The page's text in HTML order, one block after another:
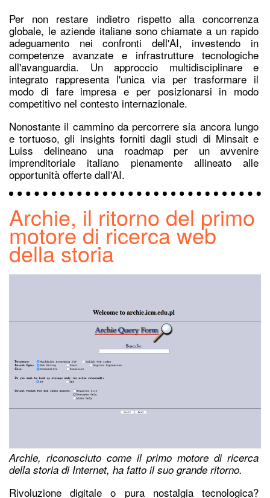
Per non restare indietro rispetto alla concorrenza
globale, le aziende italiane sono chiamate a un rapido
adeguamento nei confronti dell'AI, investendo in
competenze avanzate e infrastrutture tecnologiche
all'avanguardia. Un approccio multidisciplinare e
integrato rappresenta l'unica via per trasformare il
modo di fare impresa e per posizionarsi in modo
competitivo nel contesto internazionale.
Nonostante il cammino da percorrere sia ancora lungo
e tortuoso, gli insights forniti dagli studi di Minsait e
Luiss delineano una roadmap per un avvenire
imprenditoriale italiano pienamente allineato alle
opportunità offerte dall'AI.
Archie, il ritorno del primo
motore di ricerca web
della storia
Archie, riconosciuto come il primo motore di ricerca
della storia di Internet, ha fatto il suo grande ritorno.
Rivoluzione digitale o pura nostalgia tecnologica?